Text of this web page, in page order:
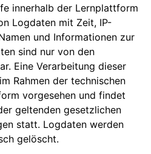
innerhalb der Lernplattform
Logdaten mit Zeit, IP-
und Informationen zur
sind nur von den
Eine Verarbeitung dieser
Rahmen der technischen
vorgesehen und findet
geltenden gesetzlichen
statt. Logdaten werden
gelöscht.